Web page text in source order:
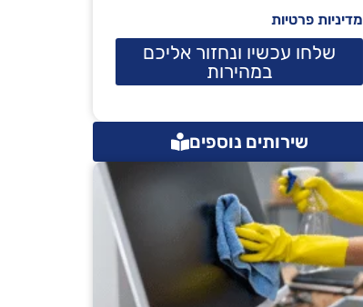
מדיניות פרטיות
שלחו עכשיו ונחזור אליכם
במהירות
שירותים נוספים